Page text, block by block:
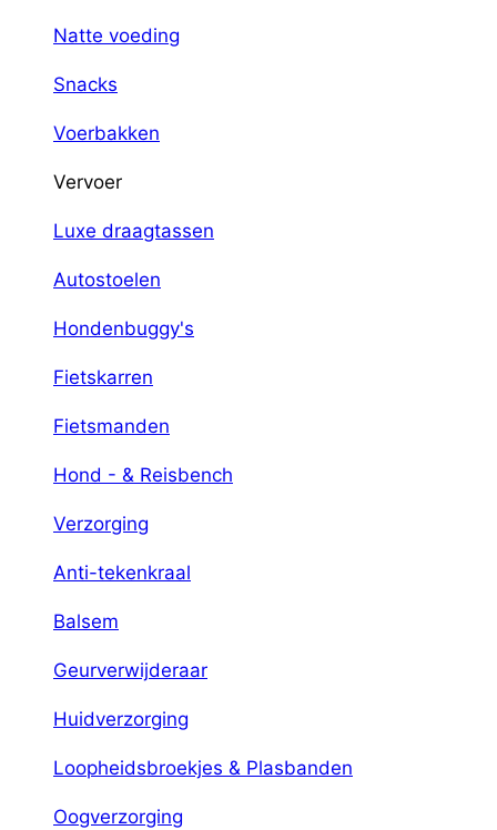
Natte voeding
Snacks
Voerbakken
Vervoer
Luxe draagtassen
Autostoelen
Hondenbuggy's
Fietskarren
Fietsmanden
Hond - & Reisbench
Verzorging
Anti-tekenkraal
Balsem
Geurverwijderaar
Huidverzorging
Loopheidsbroekjes & Plasbanden
Oogverzorging